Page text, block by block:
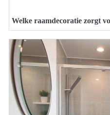
Welke raamdecoratie zorgt